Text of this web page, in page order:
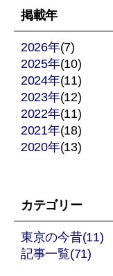
稿
の
ペ
ー
ジ
送
掲載年
2026年(7)
2025年(10)
2024年(11)
2023年(12)
2022年(11)
2021年(18)
2020年(13)
カテゴリー
東京の今昔(11)
記事一覧(71)